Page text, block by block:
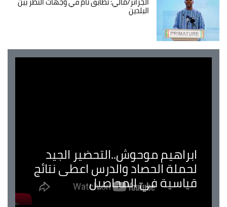
البلدين
ابراهيم موحوش..التحضير الجيد
لحملة الحصاد والدرس اعطى نتائج
قياسية في المحاصيل